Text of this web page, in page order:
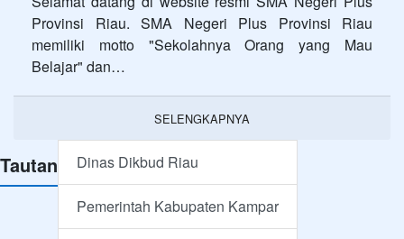
SELENGKAPNYA
Tautan Dinas Dikbud Riau
Pemerintah Kabupaten Kampar
Sekolah Penggerak
PPPGTK Kemendikbud
Perpustakaan Nasional